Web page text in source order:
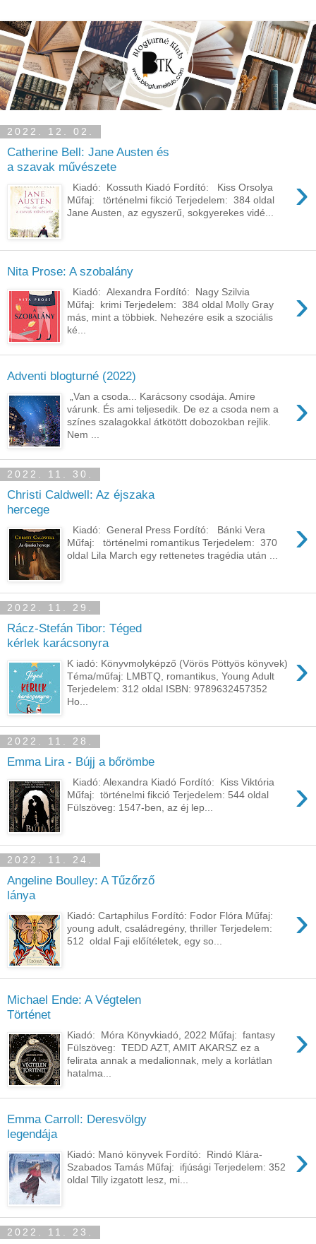
2022. 12. 02.
Catherine Bell: Jane ​Austen és
a szavak művészete
›
Kiadó: Kossuth Kiadó Fordító: Kiss Orsolya
Műfaj: történelmi fikció Terjedelem: 384 oldal
Jane Austen, az egyszerű, sokgyerekes vidé...
Nita Prose: A szobalány
›
Kiadó: Alexandra Fordító: Nagy Szilvia
Műfaj: krimi Terjedelem: 384 oldal Molly Gray
más, mint a többiek. Nehezére esik a szociális
ké...
Adventi blogturné (2022)
›
„Van a csoda... Karácsony csodája. Amire
várunk. És ami teljesedik. De ez a csoda nem a
színes szalagokkal átkötött dobozokban rejlik.
Nem ...
2022. 11. 30.
Christi Caldwell: Az éjszaka
hercege
›
Kiadó: General Press Fordító: Bánki Vera
Műfaj: történelmi romantikus Terjedelem: 370
oldal Lila March egy rettenetes tragédia után ...
2022. 11. 29.
Rácz-Stefán Tibor: Téged
kérlek karácsonyra
›
K iadó: Könyvmolyképző (Vörös Pöttyös könyvek)
Téma/műfaj: LMBTQ, romantikus, Young Adult
Terjedelem: 312 oldal ISBN: 9789632457352
Ho...
2022. 11. 28.
Emma Lira - Bújj a bőrömbe
›
Kiadó: Alexandra Kiadó Fordító: Kiss Viktória
Műfaj: történelmi fikció Terjedelem: 544 oldal
Fülszöveg: 1547-ben, ​az éj lep...
2022. 11. 24.
Angeline Boulley: A Tűzőrző
lánya
›
Kiadó: Cartaphilus Fordító: Fodor Flóra Műfaj:
young adult, családregény, thriller Terjedelem:
512 oldal Faji előítéletek, egy so...
Michael Ende: A ​Végtelen
Történet
›
Kiadó: Móra Könyvkiadó, 2022 Műfaj: fantasy
Fülszöveg: TEDD ​AZT, AMIT AKARSZ ez a
felirata annak a medalionnak, mely a korlátlan
hatalma...
Emma Carroll: Deresvölgy
legendája
›
Kiadó: Manó könyvek Fordító: Rindó Klára-
Szabados Tamás Műfaj: ifjúsági Terjedelem: 352
oldal Tilly izgatott lesz, mi...
2022. 11. 23.